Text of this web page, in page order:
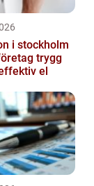
i stockholm
trygg
el